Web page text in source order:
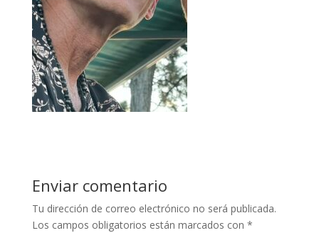
Enviar comentario
Tu dirección de correo electrónico no será publicada.
Los campos obligatorios están marcados con *